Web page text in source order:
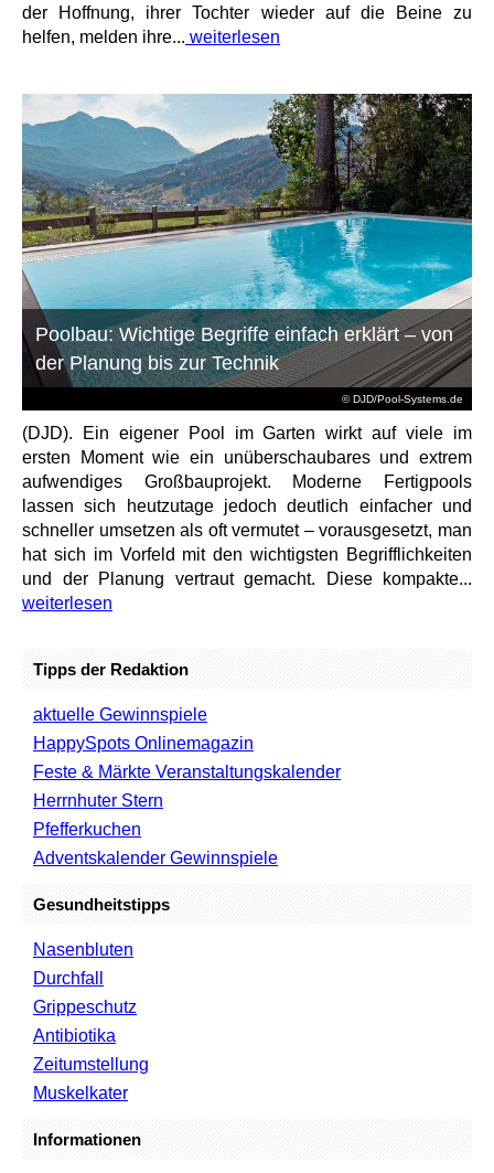
der Hoffnung, ihrer Tochter wieder auf die Beine zu
helfen, melden ihre... weiterlesen
© DJD/Pool-Systems.de
Poolbau: Wichtige Begriffe einfach erklärt – von
der Planung bis zur Technik
(DJD). Ein eigener Pool im Garten wirkt auf viele im
ersten Moment wie ein unüberschaubares und extrem
aufwendiges Großbauprojekt. Moderne Fertigpools
lassen sich heutzutage jedoch deutlich einfacher und
schneller umsetzen als oft vermutet – vorausgesetzt, man
hat sich im Vorfeld mit den wichtigsten Begrifflichkeiten
und der Planung vertraut gemacht. Diese kompakte...
weiterlesen
Tipps der Redaktion
aktuelle Gewinnspiele
HappySpots Onlinemagazin
Feste & Märkte Veranstaltungskalender
Herrnhuter Stern
Pfefferkuchen
Adventskalender Gewinnspiele
Gesundheitstipps
Nasenbluten
Durchfall
Grippeschutz
Antibiotika
Zeitumstellung
Muskelkater
Informationen